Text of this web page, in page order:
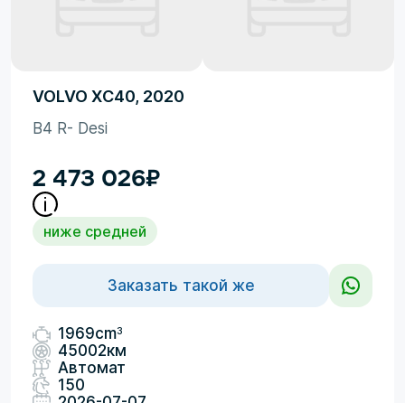
VOLVO XC40, 2020
B4 R- Desi
2 473 026₽
ниже средней
Заказать такой же
1969cm3
45002км
Автомат
150